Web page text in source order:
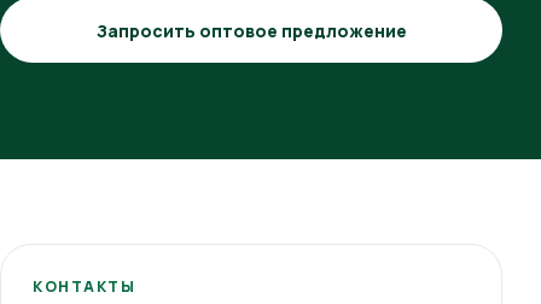
Запросить оптовое предложение
КОНТАКТЫ